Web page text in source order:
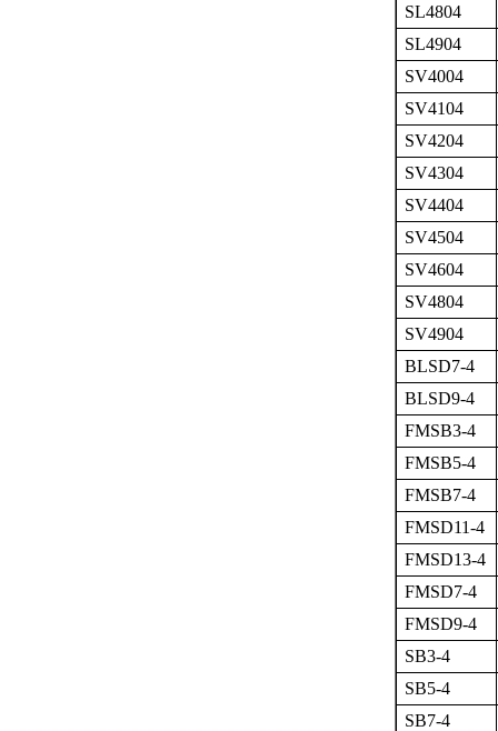
SL4804
SL4904
SV4004
SV4104
SV4204
SV4304
SV4404
SV4504
SV4604
SV4804
SV4904
BLSD7-4
BLSD9-4
FMSB3-4
FMSB5-4
FMSB7-4
FMSD11-4
FMSD13-4
FMSD7-4
FMSD9-4
SB3-4
SB5-4
SB7-4